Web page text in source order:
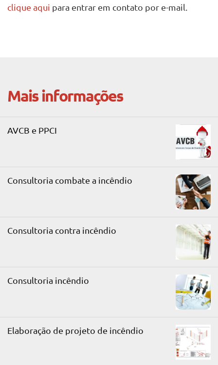
clique aqui para entrar em contato por e-mail.
Mais informações
AVCB e PPCI
Consultoria combate a incêndio
Consultoria contra incêndio
Consultoria incêndio
Elaboração de projeto de incêndio